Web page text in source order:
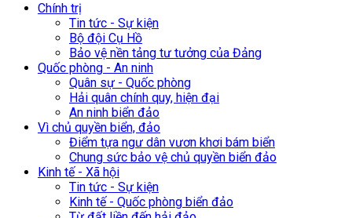
Chính trị
Tin tức - Sự kiện
Bộ đội Cụ Hồ
Bảo vệ nền tảng tư tưởng của Đảng
Quốc phòng - An ninh
Quân sự - Quốc phòng
Hải quân chính quy, hiện đại
An ninh biển đảo
Vì chủ quyền biển, đảo
Điểm tựa ngư dân vươn khơi bám biển
Chung sức bảo vệ chủ quyền biển đảo
Kinh tế - Xã hội
Tin tức - Sự kiện
Kinh tế - Quốc phòng biển đảo